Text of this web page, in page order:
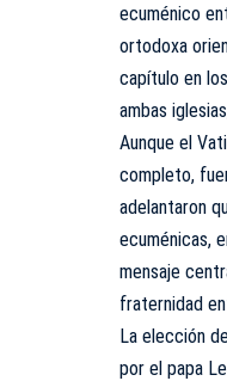
ecuménico
ortodoxa
capítulo en
ambas
Aunque el
completo,
adelantaron
ecuménicas,
mensaje
fraternidad
La elección
por el papa